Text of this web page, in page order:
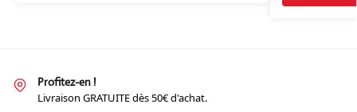
Profitez-en !
Livraison GRATUITE dès 50€ d'achat.